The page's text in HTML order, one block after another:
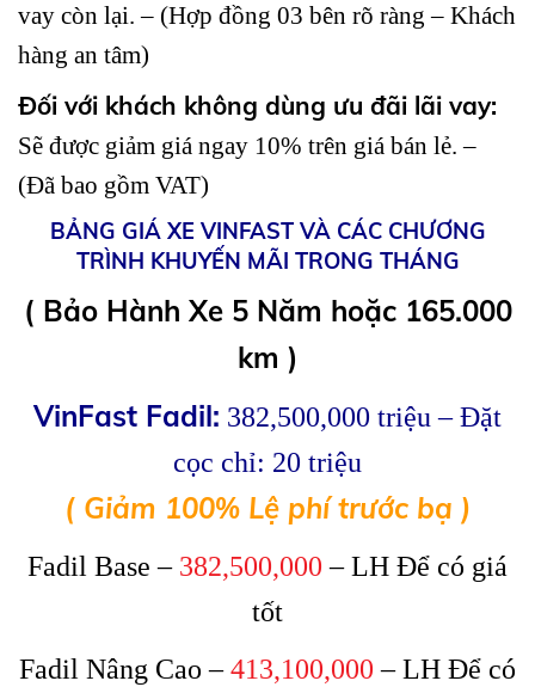
vay còn lại. – (Hợp đồng 03 bên rõ ràng – Khách
hàng an tâm)
Đối với khách không dùng ưu đãi lãi vay:
Sẽ được giảm giá ngay 10% trên giá bán lẻ. –
(Đã bao gồm VAT)
BẢNG GIÁ XE VINFAST VÀ CÁC CHƯƠNG
TRÌNH KHUYẾN MÃI TRONG THÁNG
( Bảo Hành Xe 5 Năm hoặc 165.000
km )
VinFast Fadil: 382,500,000 triệu – Đặt
cọc chỉ: 20 triệu
( Giảm 100% Lệ phí trước bạ )
Fadil Base – 382,500,000 – LH Để có giá
tốt
Fadil Nâng Cao –413,100,000 – LH Để có